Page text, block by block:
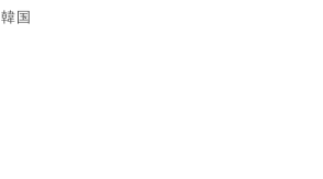
韓国